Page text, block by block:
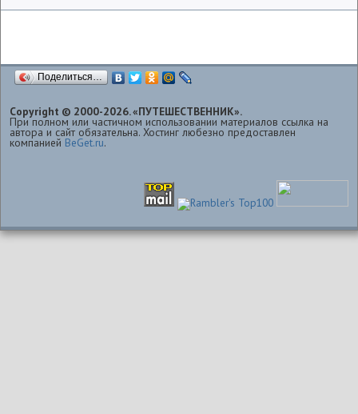
Поделиться…
Copyright © 2000-2026. «ПУТЕШЕСТВЕННИК».
При полном или частичном использовании материалов ссылка на
автора и сайт обязательна. Хостинг любезно предоставлен
компанией BeGet.ru.